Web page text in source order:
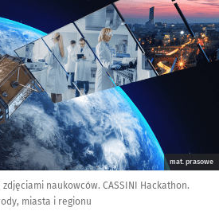
mat. prasowe
naukowców. CASSINI Hackathon.
miasta i regionu